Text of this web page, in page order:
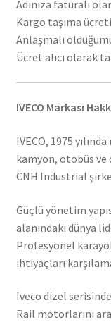
Adınıza faturalı
Kargo taşıma
Anlaşmalı
Ücret alıcı olarak
IVECO Markası
IVECO, 1975
kamyon, otobüs
CNH Industrial
Güçlü yönetim
alanındaki dünya
Profesyonel
ihtiyaçları
Iveco dizel
Rail motorlarını